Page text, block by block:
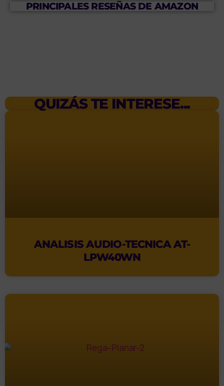
PRINCIPALES RESEÑAS DE AMAZON
QUIZÁS TE INTERESE...
ANALISIS AUDIO-TECNICA AT-
LPW40WN